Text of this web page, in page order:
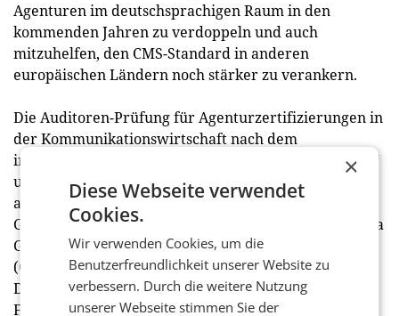
Agenturen im deutschsprachigen Raum in den
kommenden Jahren zu verdoppeln und auch
mitzuhelfen, den CMS-Standard in anderen
europäischen Ländern noch stärker zu verankern.
Die Auditoren-Prüfung für Agenturzertifizierungen in
der Kommunikationswirtschaft nach dem
internationalen „Consultancy Management Standard“
und von TÜV Austria testiert haben erfolgreich
abgeschlossen: Jürgen H. Gangoly (CEO, The Skills
Group, ICCO Regional President Europe, A), Alexandra
Groß (CEO, Fink & Fuchs, D), Beate Heinrich
(Gründerin, Heinrich – Agentur für Kommunikation,
D), Hanning Kempe (General Manager,
FleishmanHillard, D) und Reto Wilhelm (CEO, Panta
×
Diese Webseite verwendet
Cookies.
Wir verwenden Cookies, um die
Benutzerfreundlichkeit unserer Website zu
verbessern. Durch die weitere Nutzung
unserer Webseite stimmen Sie der